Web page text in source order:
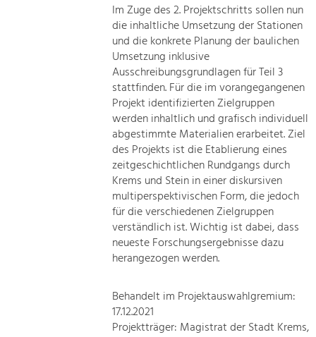
Im Zuge des 2. Projektschritts sollen nun
die inhaltliche Umsetzung der Stationen
und die konkrete Planung der baulichen
Umsetzung inklusive
Ausschreibungsgrundlagen für Teil 3
stattfinden. Für die im vorangegangenen
Projekt identifizierten Zielgruppen
werden inhaltlich und grafisch individuell
abgestimmte Materialien erarbeitet. Ziel
des Projekts ist die Etablierung eines
zeitgeschichtlichen Rundgangs durch
Krems und Stein in einer diskursiven
multiperspektivischen Form, die jedoch
für die verschiedenen Zielgruppen
verständlich ist. Wichtig ist dabei, dass
neueste Forschungsergebnisse dazu
herangezogen werden.
Behandelt im Projektauswahlgremium:
17.12.2021
Projektträger: Magistrat der Stadt Krems,